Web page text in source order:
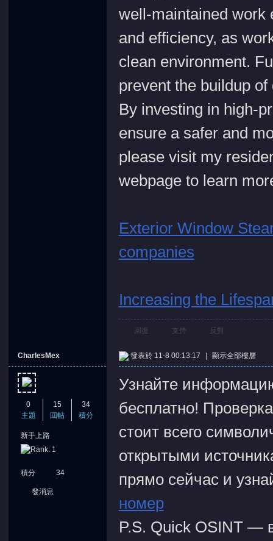
well-maintained work
and efficiency, as
clean environment.
prevent the buildup
By investing in high-
ensure a safer and
please visit my
webpage to learn
Exterior Window
companies
Increasing the
回復 支持 反對
CharlesMex
0
主題
15
回帖
34
積分
新手上路
積分 34
發消息
發表於 11-8 00:13:17 顯示全部樓層
Узнайте
бесплатно!
стоит всего
открытыми
прямо сейчас и
номер
P.S. Quick OSINT —